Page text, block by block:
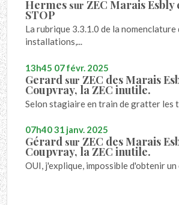
Hermes sur ZEC Marais Esbly
STOP
La rubrique 3.3.1.0 de la nomenclature
installations,...
13h45 07févr. 2025
Gerard sur ZEC des Marais
Coupvray, la ZEC inutile.
Selon stagiaire en train de gratter les
07h4031 janv. 2025
Gérard sur ZEC des Marais
Coupvray, la ZEC inutile.
OUI, j'explique, impossible d'obtenir un